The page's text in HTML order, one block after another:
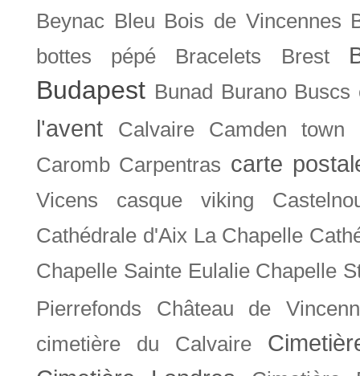
Beynac Bleu Bois de Vincennes
bottes pépé
Bracelets Brest
Budapest Bunad Burano Buscs
l'avent Calvaire Camden town
Caromb Carpentras carte
Vicens casque viking
Cathédrale d'Aix La Chapelle
Chapelle Sainte Eulalie Chapelle
Pierrefonds
Château de
cimetière du Calvaire